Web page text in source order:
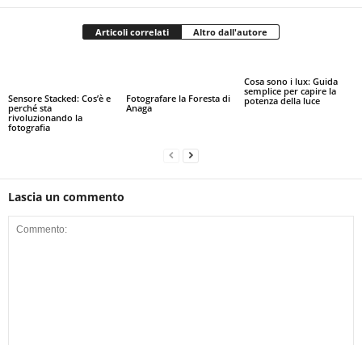
Articoli correlati Altro dall'autore
Sensore Stacked: Cos’è e
perché sta
rivoluzionando la
fotografia
Fotografare la Foresta di
Anaga
Cosa sono i lux: Guida
semplice per capire la
potenza della luce
Lascia un commento